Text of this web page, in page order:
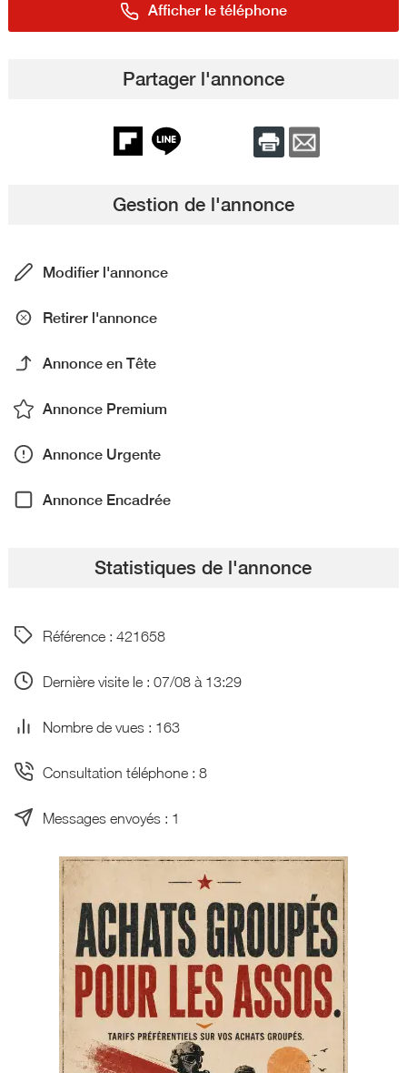
Afficher le téléphone
Partager l'annonce
Gestion de l'annonce
Modifier l'annonce
Retirer l'annonce
Annonce en Tête
Annonce Premium
Annonce Urgente
Annonce Encadrée
Statistiques de l'annonce
Référence : 421658
Dernière visite le : 07/08 à 13:29
Nombre de vues : 163
Consultation téléphone : 8
Messages envoyés : 1